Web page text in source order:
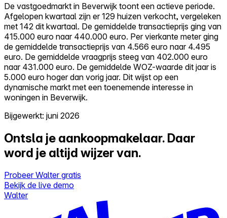
De vastgoedmarkt in Beverwijk toont een actieve periode.
Afgelopen kwartaal zijn er 129 huizen verkocht, vergeleken
met 142 dit kwartaal. De gemiddelde transactieprijs ging van
415.000 euro naar 440.000 euro. Per vierkante meter ging
de gemiddelde transactieprijs van 4.566 euro naar 4.495
euro. De gemiddelde vraagprijs steeg van 402.000 euro
naar 431.000 euro. De gemiddelde WOZ-waarde dit jaar is
5.000 euro hoger dan vorig jaar. Dit wijst op een
dynamische markt met een toenemende interesse in
woningen in Beverwijk.
Bijgewerkt: juni 2026
Ontsla je aankoopmakelaar. Daar
word je altijd wijzer van.
Probeer Walter gratis
Bekijk de live demo
Walter